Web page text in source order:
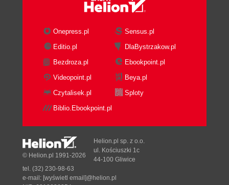
Onepress.pl
Sensus.pl
Editio.pl
DlaBystrzakow.pl
Bezdroza.pl
Ebookpoint.pl
Videopoint.pl
Beya.pl
Czytalisek.pl
Sploty
Biblio.Ebookpoint.pl
© Helion.pl 1991-2026
Helion.pl sp. z o.o.
ul. Kościuszki 1c
44-100 Gliwice
tel. (32) 230-98-63
e-mail: [wyświetl email]@helion.pl